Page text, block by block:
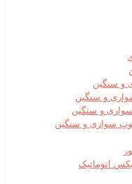
و سنگین
و سنگین
سواری و سنگین
سواری و سنگین
اتوماتیک